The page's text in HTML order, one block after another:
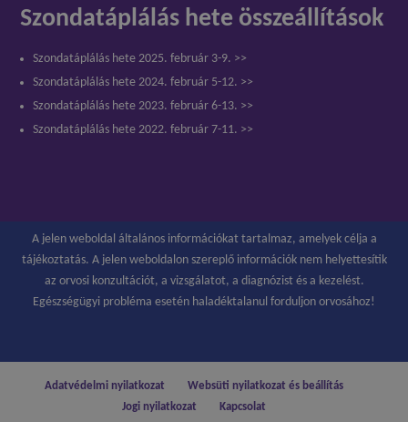
Szondatáplálás hete összeállítások
Szondatáplálás hete 2025. február 3-9. >>
Szondatáplálás hete 2024. február 5-12. >>
Szondatáplálás hete 2023. február 6-13. >>
Szondatáplálás hete 2022. február 7-11. >>
A jelen weboldal általános információkat tartalmaz, amelyek célja a
tájékoztatás. A jelen weboldalon szereplő információk nem helyettesítik
az orvosi konzultációt, a vizsgálatot, a diagnózist és a kezelést.
Egészségügyi probléma esetén haladéktalanul forduljon orvosához!
Adatvédelmi nyilatkozat
Websüti nyilatkozat és beállítás
Jogi nyilatkozat
Kapcsolat